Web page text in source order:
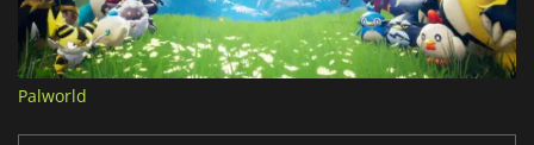
Palworld